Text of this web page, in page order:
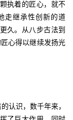
执着的匠心，就不
走继承性创新的道
久。从八步古法到
心得以继续发扬光
认识，数千年来，